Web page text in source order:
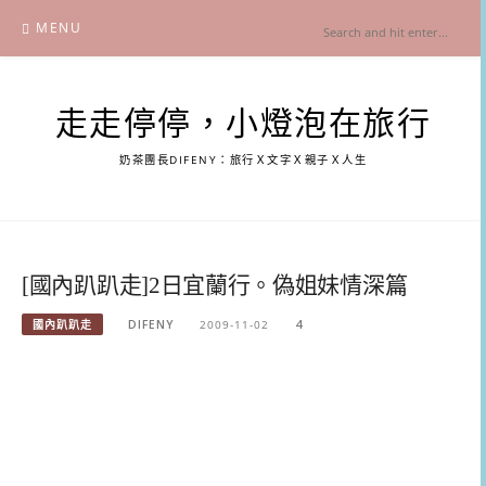
content
MENU
走走停停，小燈泡在旅行
奶茶團長DIFENY：旅行Ｘ文字Ｘ親子Ｘ人生
[國內趴趴走]2日宜蘭行。偽姐妹情深篇
國內趴趴走 DIFENY 2009-11-02 4